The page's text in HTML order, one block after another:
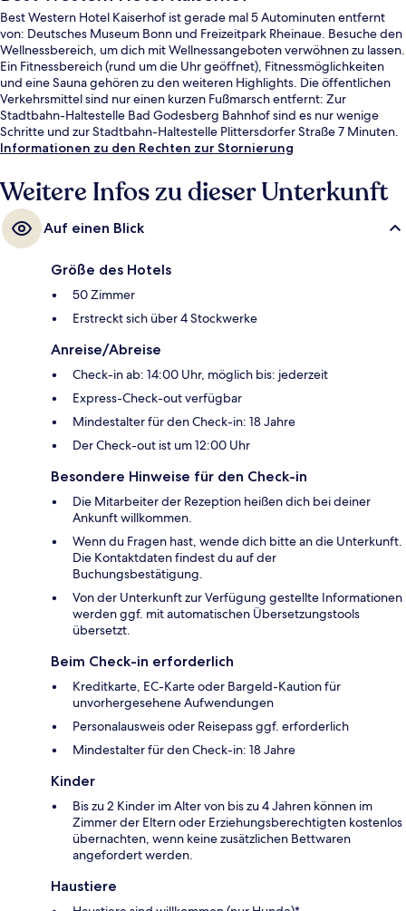
Best Western Hotel Kaiserhof ist gerade mal 5 Autominuten entfernt
von: Deutsches Museum Bonn und Freizeitpark Rheinaue. Besuche den
Wellnessbereich, um dich mit Wellnessangeboten verwöhnen zu lassen.
Ein Fitnessbereich (rund um die Uhr geöffnet), Fitnessmöglichkeiten
und eine Sauna gehören zu den weiteren Highlights. Die öffentlichen
Verkehrsmittel sind nur einen kurzen Fußmarsch entfernt: Zur
Stadtbahn-Haltestelle Bad Godesberg Bahnhof sind es nur wenige
Schritte und zur Stadtbahn-Haltestelle Plittersdorfer Straße 7 Minuten.
Informationen zu den Rechten zur Stornierung
Weitere Infos zu dieser Unterkunft
Auf einen Blick
Größe des Hotels
50 Zimmer
Erstreckt sich über 4 Stockwerke
Anreise/Abreise
Check-in ab: 14:00 Uhr, möglich bis: jederzeit
Express-Check-out verfügbar
Mindestalter für den Check-in: 18 Jahre
Der Check-out ist um 12:00 Uhr
Besondere Hinweise für den Check-in
Die Mitarbeiter der Rezeption heißen dich bei deiner
Ankunft willkommen.
Wenn du Fragen hast, wende dich bitte an die Unterkunft.
Die Kontaktdaten findest du auf der
Buchungsbestätigung.
Von der Unterkunft zur Verfügung gestellte Informationen
werden ggf. mit automatischen Übersetzungstools
übersetzt.
Beim Check-in erforderlich
Kreditkarte, EC-Karte oder Bargeld-Kaution für
unvorhergesehene Aufwendungen
Personalausweis oder Reisepass ggf. erforderlich
Mindestalter für den Check-in: 18 Jahre
Kinder
Bis zu 2 Kinder im Alter von bis zu 4 Jahren können im
Zimmer der Eltern oder Erziehungsberechtigten kostenlos
übernachten, wenn keine zusätzlichen Bettwaren
angefordert werden.
Haustiere